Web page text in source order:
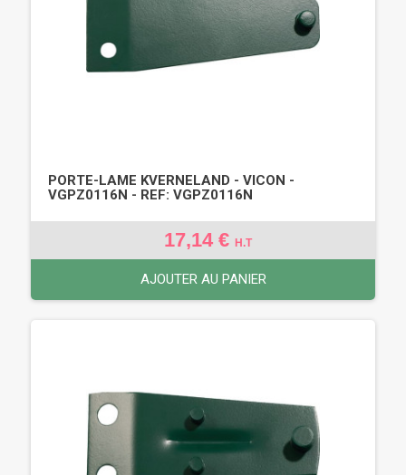
PORTE-LAME KVERNELAND - VICON -
VGPZ0116N - REF: VGPZ0116N
17,14 € H.T
AJOUTER AU PANIER